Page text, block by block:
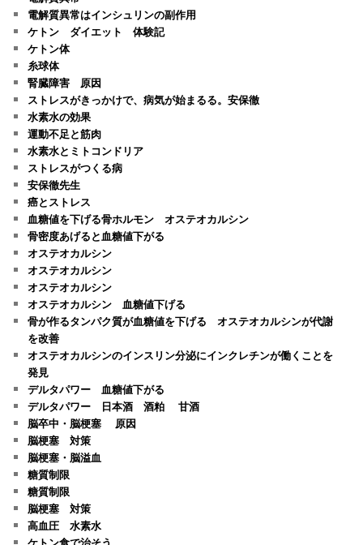
電解質異常はインシュリンの副作用
ケトン ダイエット 体験記
ケトン体
糸球体
腎臓障害 原因
ストレスがきっかけで、病気が始まるる。安保徹
水素水の効果
運動不足と筋肉
水素水とミトコンドリア
ストレスがつくる病
安保徹先生
癌とストレス
血糖値を下げる骨ホルモン オステオカルシン
骨密度あげると血糖値下がる
オステオカルシン
オステオカルシン
オステオカルシン
オステオカルシン 血糖値下げる
骨が作るタンパク質が血糖値を下げる オステオカルシンが代謝
を改善
オステオカルシンのインスリン分泌にインクレチンが働くことを
発見
デルタパワー 血糖値下がる
デルタパワー 日本酒 酒粕 甘酒
脳卒中・脳梗塞 原因
脳梗塞 対策
脳梗塞・脳溢血
糖質制限
糖質制限
脳梗塞 対策
高血圧 水素水